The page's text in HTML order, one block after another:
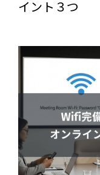
イント３つ